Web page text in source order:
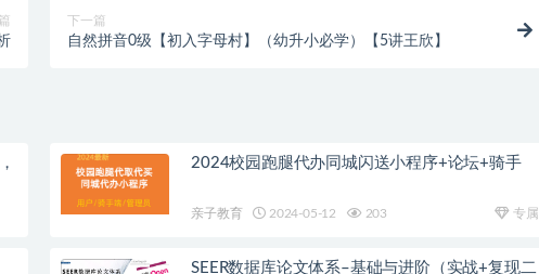
下一篇
自然拼音0级【初入字母村】（幼升小必学）【5讲王欣】
2024校园跑腿代办同城闪送小程序+论坛+骑手
亲子教育 2024-05-12 203 专属
SEER数据库论文体系–基础与进阶（实战+复现二